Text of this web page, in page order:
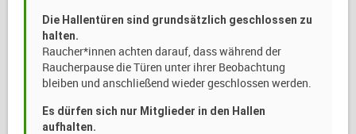
Die Hallentüren sind grundsätzlich geschlossen zu
halten.
Raucher*innen achten darauf, dass während der
Raucherpause die Türen unter ihrer Beobachtung
bleiben und anschließend wieder geschlossen werden.
Es dürfen sich nur Mitglieder in den Hallen
aufhalten.